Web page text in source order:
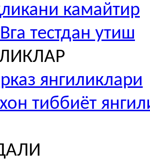
камайтир
тестдан утиш
янгиликлари
тиббиёт